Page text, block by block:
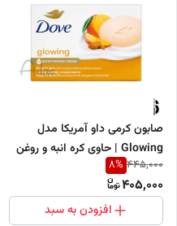
صابون کرمی داو آمریکا مدل
Glowing | حاوی کره انبه و روغن
بادام شیرین
445,000
8%
405,000
افزودن به سبد